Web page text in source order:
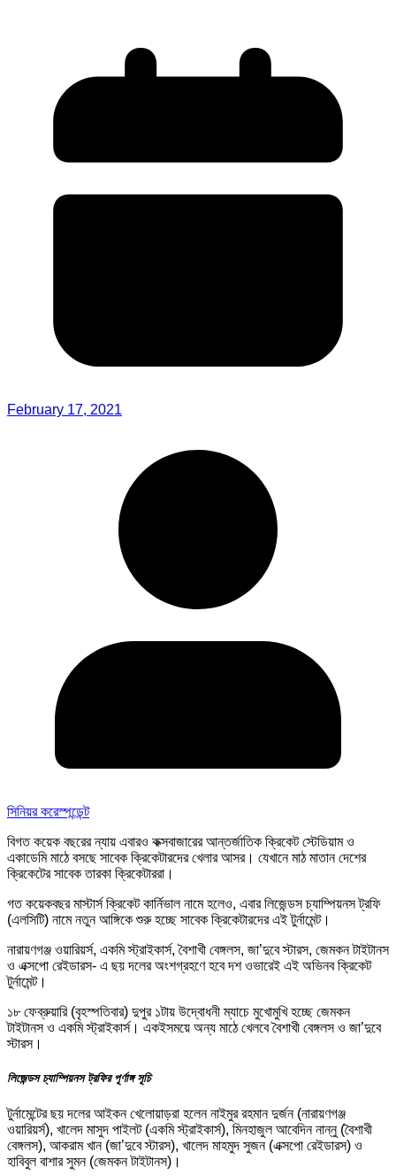
February 17, 2021
সিনিয়র করেস্পন্ডেন্ট
বিগত কয়েক বছরের ন্যায় এবারও কক্সবাজারের আন্তর্জাতিক ক্রিকেট স্টেডিয়াম ও
একাডেমি মাঠে বসছে সাবেক ক্রিকেটারদের খেলার আসর। যেখানে মাঠ মাতান দেশের
ক্রিকেটের সাবেক তারকা ক্রিকেটাররা।
গত কয়েকবছর মাস্টার্স ক্রিকেট কার্নিভাল নামে হলেও, এবার লিজেন্ডস চ্যাম্পিয়নস ট্রফি
(এলসিটি) নামে নতুন আঙ্গিকে শুরু হচ্ছে সাবেক ক্রিকেটারদের এই টুর্নামেন্ট।
নারায়ণগঞ্জ ওয়ারিয়র্স, একমি স্ট্রাইকার্স, বৈশাখী বেঙ্গলস, জা’দুবে স্টারস, জেমকন টাইটানস
ও এক্সপো রেইডারস- এ ছয় দলের অংশগ্রহণে হবে দশ ওভারেই এই অভিনব ক্রিকেট
টুর্নামেন্ট।
১৮ ফেব্রুয়ারি (বৃহস্পতিবার) দুপুর ১টায় উদ্বোধনী ম্যাচে মুখোমুখি হচ্ছে জেমকন
টাইটানস ও একমি স্ট্রাইকার্স। একইসময়ে অন্য মাঠে খেলবে বৈশাখী বেঙ্গলস ও জা’দুবে
স্টারস।
লিজেন্ডস চ্যাম্পিয়নস ট্রফির পূর্ণাঙ্গ সূচি
টুর্নামেন্টের ছয় দলের আইকন খেলোয়াড়রা হলেন নাইমুর রহমান দুর্জন (নারায়ণগঞ্জ
ওয়ারিয়র্স), খালেদ মাসুদ পাইলট (একমি স্ট্রাইকার্স), মিনহাজুল আবেদিন নান্নু (বৈশাখী
বেঙ্গলস), আকরাম খান (জা’দুবে স্টারস), খালেদ মাহমুদ সুজন (এক্সপো রেইডারস) ও
হাবিবুল বাশার সুমন (জেমকন টাইটানস)।